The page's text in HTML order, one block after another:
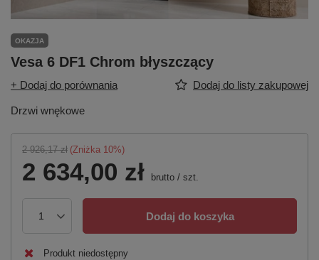
OKAZJA
Vesa 6 DF1 Chrom błyszczący
+ Dodaj do porównania Dodaj do listy zakupowej
Drzwi wnękowe
2 926,17 zł (Zniżka 10%)
2 634,00 zł brutto / szt.
Dodaj do koszyka
Produkt niedostępny